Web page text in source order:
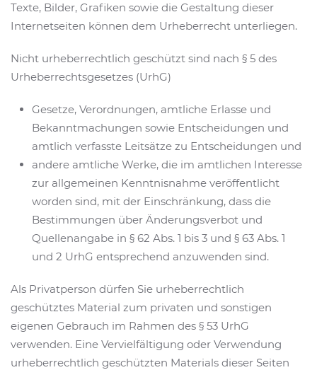
Texte, Bilder, Grafiken sowie die Gestaltung dieser
Internetseiten können dem Urheberrecht unterliegen.
Nicht urheberrechtlich geschützt sind nach § 5 des
Urheberrechtsgesetzes (UrhG)
Gesetze, Verordnungen, amtliche Erlasse und
Bekanntmachungen sowie Entscheidungen und
amtlich verfasste Leitsätze zu Entscheidungen und
andere amtliche Werke, die im amtlichen Interesse
zur allgemeinen Kenntnisnahme veröffentlicht
worden sind, mit der Einschränkung, dass die
Bestimmungen über Änderungsverbot und
Quellenangabe in § 62 Abs. 1 bis 3 und § 63 Abs. 1
und 2 UrhG entsprechend anzuwenden sind.
Als Privatperson dürfen Sie urheberrechtlich
geschütztes Material zum privaten und sonstigen
eigenen Gebrauch im Rahmen des § 53 UrhG
verwenden. Eine Vervielfältigung oder Verwendung
urheberrechtlich geschützten Materials dieser Seiten